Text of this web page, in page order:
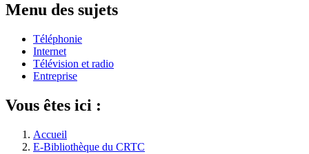
Menu des sujets
Téléphonie
Internet
Télévision et radio
Entreprise
Vous êtes ici :
Accueil
E-Bibliothèque du CRTC